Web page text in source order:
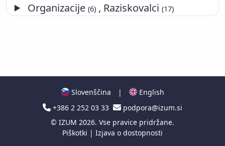
Organizacije(6) , Raziskovalci(17)
Slovenščina |
English
+386 2 252 03 33
podpora@izum.si
© IZUM 2026. Vse pravice pridržane.
Piškotki | Izjava o dostopnosti